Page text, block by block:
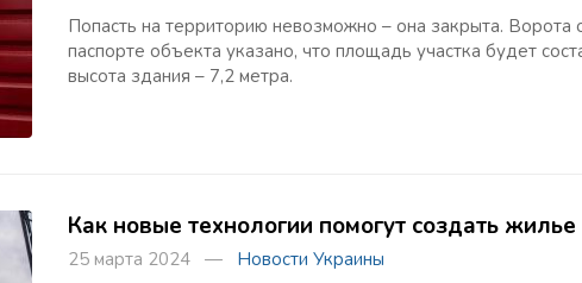
Попасть на территорию невозможно – она закрыта. Ворота
паспорте объекта указано, что площадь участка будет
высота здания – 7,2 метра.
Как новые технологии помогут создать
25 марта 2024 — Новости Украины